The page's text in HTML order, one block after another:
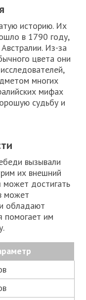
историю. Их
в 1790 году,
Из-за
цвета они
многих
мифах
судьбу и
вызывали
их внешний
может достигать
может
обладают
помогает им